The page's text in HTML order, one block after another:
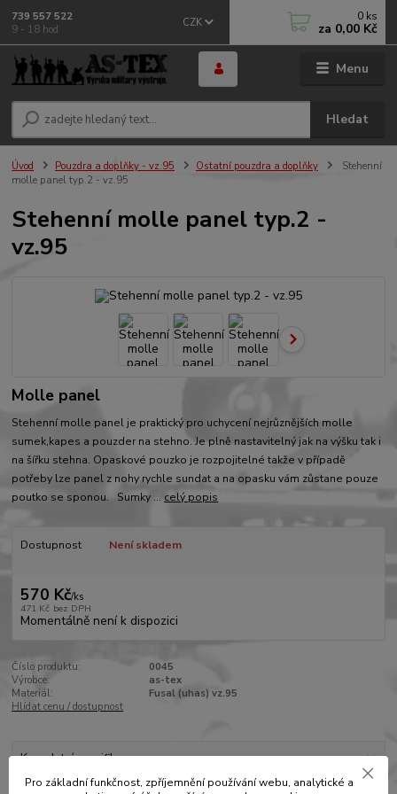
Menu
CZK
Hledat
739 557 522
9 - 18 hod
0 ks
za 0,00 Kč
Úvod Pouzdra a doplňky - vz.95 Ostatní pouzdra a doplňky
Stehenní
molle panel typ.2 - vz.95
Stehenní molle panel typ.2 -
vz.95
Molle panel
Stehenní molle panel je praktický pro uchycení nejrůznějších molle
sumek,kapes a pouzder na stehno. Je plně nastavitelný jak na výšku tak i
na šířku stehna. Opaskové pouzko je rozpojitelné takže v případě
potřeby lze panel z nohy rychle sundat a na opasku vám zůstane pouze
poutko se sponou. Sumky ... celý popis
Dostupnost Není skladem
570 Kč/ks
471 Kč bez DPH
Momentálně není k dispozici
Číslo produktu:
0045
Výrobce:
as-tex
Materiál:
Fusal (uhas) vz.95
Hlídat cenu / dostupnost
Kompletní specifikace
Pro základní funkčnost, zpříjemnění používání webu, analytické a